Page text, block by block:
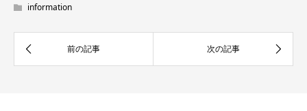
information